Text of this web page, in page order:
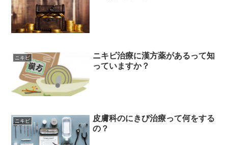
ニキビ
ニキビ治療に漢方薬があるって知
っていますか？
ニキビ
皮膚科のにきび治療って何をする
の？